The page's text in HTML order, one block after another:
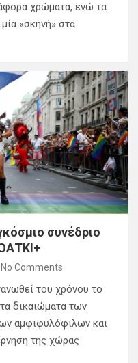
χρώματα, ενώ τα
«σκηνή» στα
συνέδριο
No Comments
του χρόνου το
δικαιώματα των
αμφιφυλόφιλων και
της χώρας